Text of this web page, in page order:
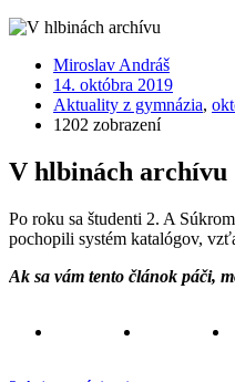
Miroslav Andráš
14. októbra 2019
Aktuality z gymnázia,
1202 zobrazení
V hlbinách archívu
Po roku sa študenti 2. A
pochopili systém katalógov,
Ak sa vám tento článok páči,